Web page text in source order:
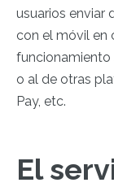
usuarios enviar
con el móvil en
funcionamiento
o al de otras
Pay, etc.
El